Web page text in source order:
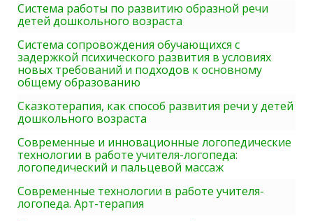
Система работы по развитию образной речи
детей дошкольного возраста
Система сопровождения обучающихся с
задержкой психического развития в условиях
новых требований и подходов к основному
общему образованию
Сказкотерапия, как способ развития речи у детей
дошкольного возраста
Современные и инновационные логопедические
технологии в работе учителя-логопеда:
логопедический и пальцевой массаж
Современные технологии в работе учителя-
логопеда. Арт-терапия